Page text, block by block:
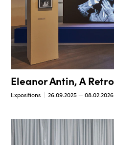
Eleanor Antin, A
Expositions 26.09.2025 — 08.02.2026